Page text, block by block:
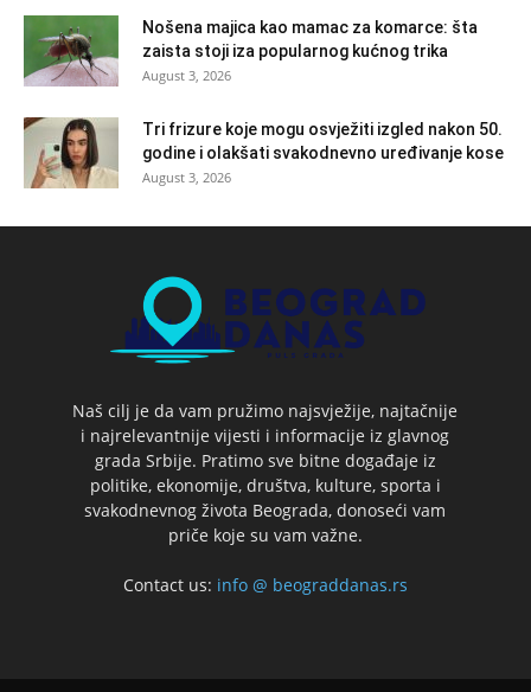
Nošena majica kao mamac za komarce: šta
zaista stoji iza popularnog kućnog trika
August 3, 2026
Tri frizure koje mogu osvježiti izgled nakon 50.
godine i olakšati svakodnevno uređivanje kose
August 3, 2026
Naš cilj je da vam pružimo najsvježije, najtačnije
i najrelevantnije vijesti i informacije iz glavnog
grada Srbije. Pratimo sve bitne događaje iz
politike, ekonomije, društva, kulture, sporta i
svakodnevnog života Beograda, donoseći vam
priče koje su vam važne.
Contact us: info @ beograddanas.rs